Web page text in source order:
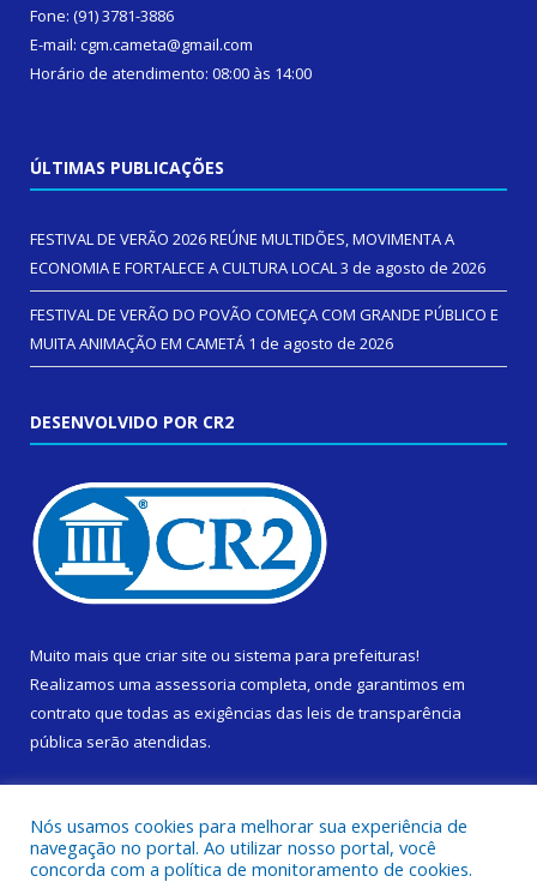
Fone: (91) 3781-3886
E-mail: cgm.cameta@gmail.com
Horário de atendimento: 08:00 às 14:00
ÚLTIMAS PUBLICAÇÕES
FESTIVAL DE VERÃO 2026 REÚNE MULTIDÕES, MOVIMENTA A
ECONOMIA E FORTALECE A CULTURA LOCAL3 de agosto de 2026
FESTIVAL DE VERÃO DO POVÃO COMEÇA COM GRANDE PÚBLICO E
MUITA ANIMAÇÃO EM CAMETÁ 1 de agosto de 2026
DESENVOLVIDO POR CR2
Muito mais que criar site ou sistema para prefeituras!
Realizamos uma assessoria completa, onde garantimos em
contrato que todas as exigências das leis de transparência
pública serão atendidas.
Nós usamos cookies para melhorar sua experiência de
navegação no portal. Ao utilizar nosso portal, você
concorda com a política de monitoramento de cookies.